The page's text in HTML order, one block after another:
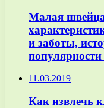
Малая
и заботы,
11.03.2019
Как извлечь